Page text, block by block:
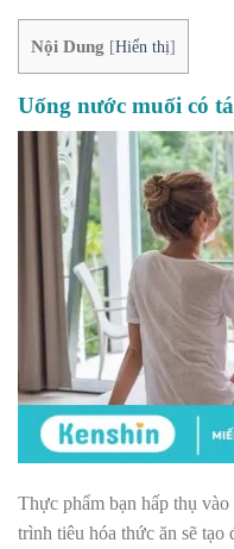
Nội Dung [Hiển thị]
Uống nước muối có
Thực phẩm bạn hấp thụ
trình tiêu hóa thức ăn sẽ